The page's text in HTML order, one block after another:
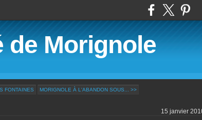
de Morignole
FONTAINES MORIGNOLE À L'ABANDON SOUS... >>
15 janvier